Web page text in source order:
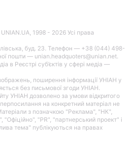
1998 - 2026 Усі права
буд. 23. Телефон — +38 (044) 498-
пошти — unian.headquoters@unian.net.
в Реєстрі суб’єктів у сфері медіа —
поширення інформації УНІАН у
без письмової згоди УНІАН.
УНІАН дозволено за умови відкритого
на конкретний матеріал не
з позначкою "Реклама", "НК",
"Офіційно", "PR", "партнерський проект" і
тема" публікуються на правах